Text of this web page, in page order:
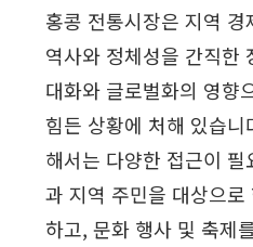
홍콩 전통시장은 지역
역사와 정체성을 간직한
대화와 글로벌화의 영향
힘든 상황에 처해 있습
해서는 다양한 접근이
과 지역 주민을 대상으
하고, 문화 행사 및 축제